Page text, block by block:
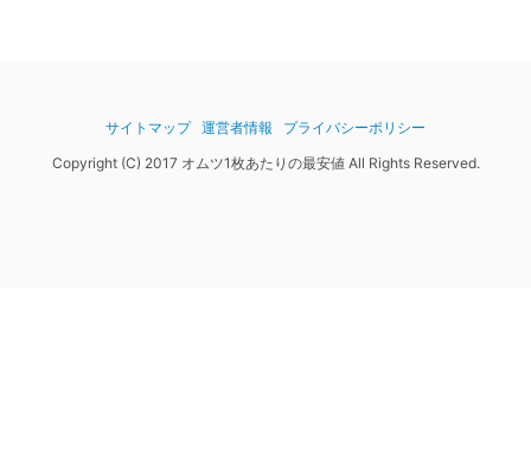
サイトマップ 運営者情報
プライバシーポリシー
Copyright (C) 2017 オムツ1枚あたりの最安値 All Rights Reserved.